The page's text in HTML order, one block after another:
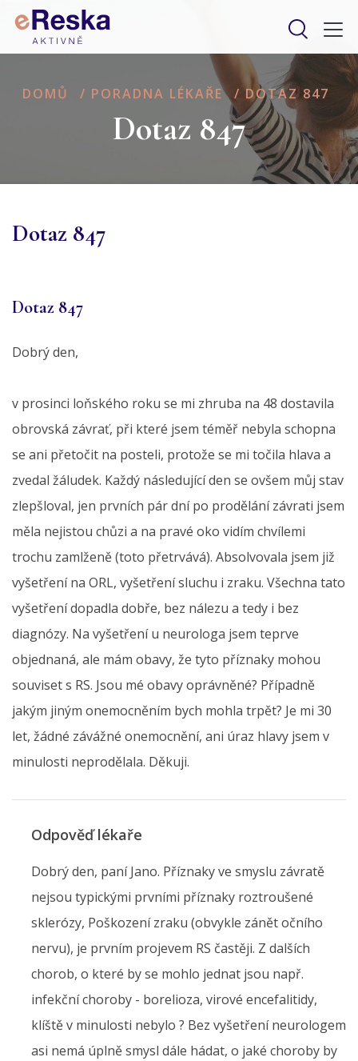
DOMŮ / PORADNA LÉKAŘE / DOTAZ 847
Dotaz 847
Dotaz 847
Dotaz 847
Dobrý den,
v prosinci loňského roku se mi zhruba na 48 dostavila
obrovská závrať, při které jsem téměř nebyla schopna
se ani přetočit na posteli, protože se mi točila hlava a
zvedal žáludek. Každý následující den se ovšem můj stav
zlepšloval, jen prvních pár dní po prodělání závrati jsem
měla nejistou chůzi a na pravé oko vidím chvílemi
trochu zamlženě (toto přetrvává). Absolvovala jsem již
vyšetření na ORL, vyšetření sluchu i zraku. Všechna tato
vyšetření dopadla dobře, bez nálezu a tedy i bez
diagnózy. Na vyšetření u neurologa jsem teprve
objednaná, ale mám obavy, že tyto příznaky mohou
souviset s RS. Jsou mé obavy oprávněné? Případně
jakým jiným onemocněním bych mohla trpět? Je mi 30
let, žádné závážné onemocnění, ani úraz hlavy jsem v
minulosti neprodělala. Děkuji.
Odpověď lékaře
Dobrý den, paní Jano. Příznaky ve smyslu závratě
nejsou typickými prvními příznaky roztroušené
sklerózy, Poškození zraku (obvykle zánět očního
nervu), je prvním projevem RS častěji. Z dalších
chorob, o které by se mohlo jednat jsou např.
infekční choroby - borelioza, virové encefalitidy,
klíště v minulosti nebylo ? Bez vyšetření neurologem
asi nemá úplně smysl dále hádat, o jaké choroby by